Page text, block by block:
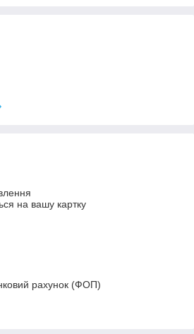
на вашу картку
рахунок (ФОП)